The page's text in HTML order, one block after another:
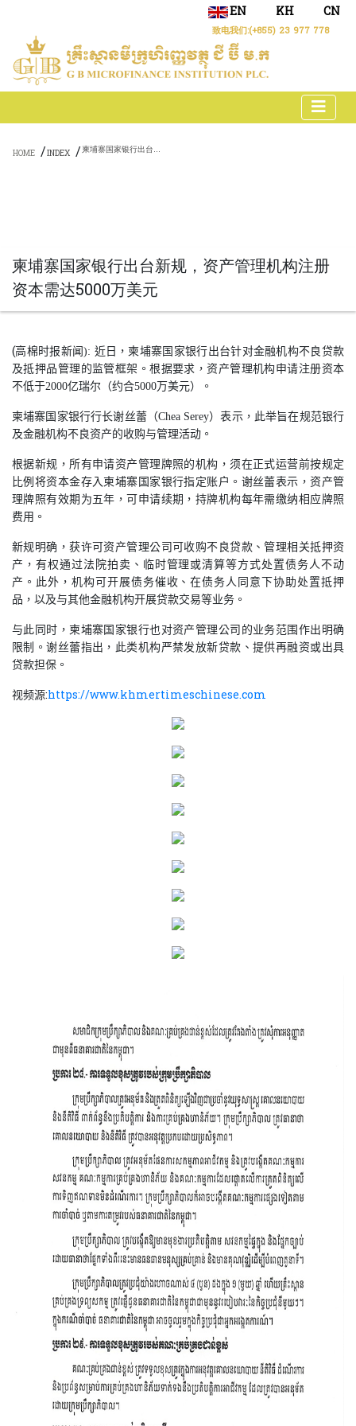
EN KH CN
致电我们:(+855) 23 977 778
HOME /INDEX / 柬埔寨国家银行出台新规，资产管理机构注册资本需达5000万美元
柬埔寨国家银行出台新规，资产管理机构注册
资本需达5000万美元
(高棉时报新闻): 近日，柬埔寨国家银行出台针对金融机构不良贷款
及抵押品管理的监管框架。根据要求，资产管理机构申请注册资本
不低于2000亿瑞尔（约合5000万美元）。
柬埔寨国家银行行长谢丝蕾（Chea Serey）表示，此举旨在规范银行
及金融机构不良资产的收购与管理活动。
根据新规，所有申请资产管理牌照的机构，须在正式运营前按规定
比例将资本金存入柬埔寨国家银行指定账户。谢丝蕾表示，资产管
理牌照有效期为五年，可申请续期，持牌机构每年需缴纳相应牌照
费用。
新规明确，获许可资产管理公司可收购不良贷款、管理相关抵押资
产，有权通过法院拍卖、临时管理或清算等方式处置债务人不动
产。此外，机构可开展债务催收、在债务人同意下协助处置抵押
品，以及与其他金融机构开展贷款交易等业务。
与此同时，柬埔寨国家银行也对资产管理公司的业务范围作出明确
限制。谢丝蕾指出，此类机构严禁发放新贷款、提供再融资或出具
贷款担保。
视频源:https://www.khmertimeschinese.com